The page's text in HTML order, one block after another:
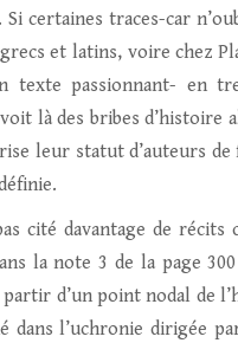
certaines traces-car
et latins, voire chez
passionnant- en
là des bribes
leur statut d’auteurs
cité davantage de
la note 3 de la page
d’un point nodal de
l’uchronie dirigée